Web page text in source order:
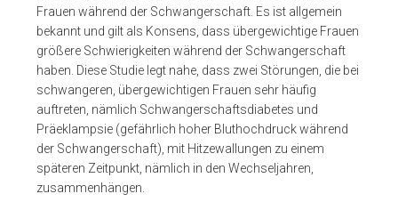
Frauen während der Schwangerschaft. Es ist allgemein
bekannt und gilt als Konsens, dass übergewichtige Frauen
größere Schwierigkeiten während der Schwangerschaft
haben. Diese Studie legt nahe, dass zwei Störungen, die bei
schwangeren, übergewichtigen Frauen sehr häufig
auftreten, nämlich Schwangerschaftsdiabetes und
Präeklampsie (gefährlich hoher Bluthochdruck während
der Schwangerschaft), mit Hitzewallungen zu einem
späteren Zeitpunkt, nämlich in den Wechseljahren,
zusammenhängen.